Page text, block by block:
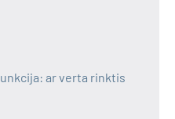
ar verta rinktis